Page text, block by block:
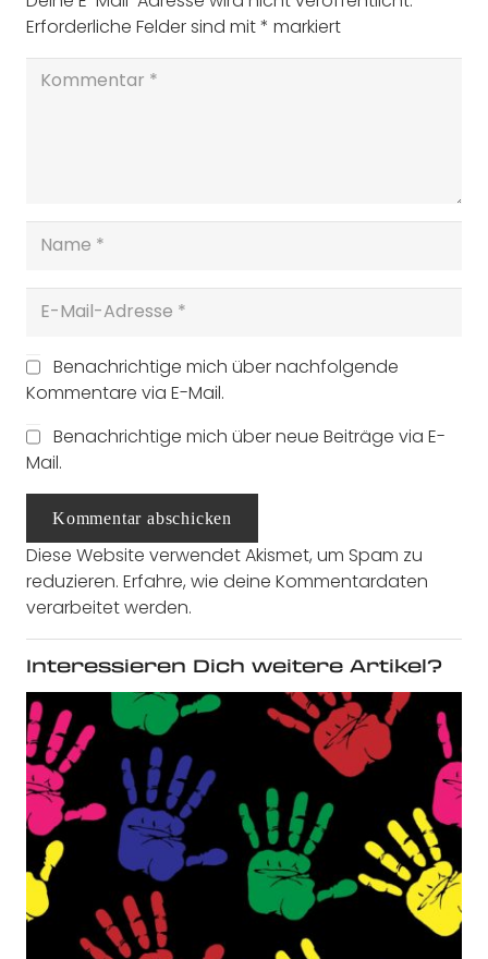
Erforderliche Felder sind mit* markiert
Benachrichtige mich über nachfolgende
Kommentare via E-Mail.
Benachrichtige mich über neue Beiträge via E-
Mail.
Kommentar abschicken
Diese Website verwendet Akismet, um Spam zu
reduzieren. Erfahre, wie deine Kommentardaten
verarbeitet werden.
Interessieren Dich weitere Artikel?